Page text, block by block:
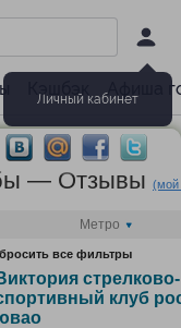
Личный кабинет
Кэшбэк Афиша
— Отзывы (мой
Метро
все фильтры
стрелково-
клуб